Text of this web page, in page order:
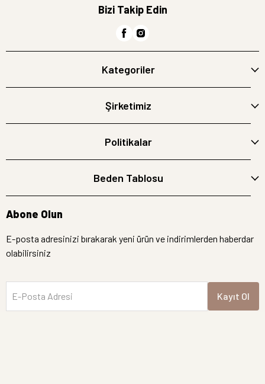
Bizi Takip Edin
Kategoriler
Şirketimiz
Politikalar
Beden Tablosu
Abone Olun
E-posta adresinizi bırakarak yeni ürün ve indirimlerden haberdar
olabilirsiniz
E-Posta Adresi Kayıt Ol